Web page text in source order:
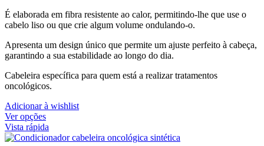
É elaborada em fibra resistente ao calor, permitindo-lhe que use o
cabelo liso ou que crie algum volume ondulando-o.
Apresenta um design único que permite um ajuste perfeito à cabeça,
garantindo a sua estabilidade ao longo do dia.
Cabeleira específica para quem está a realizar tratamentos
oncológicos.
Adicionar à wishlist
Ver opçõesThis
product
has
Vista rápida